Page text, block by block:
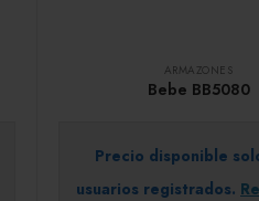
ARMAZONES
Bebe BB5080
Precio disponible
usuarios registrados.